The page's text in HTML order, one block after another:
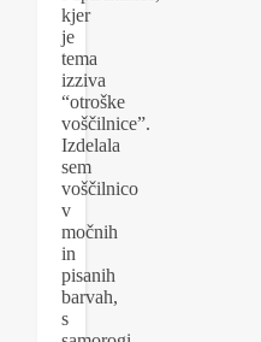
kjer
je
tema
izziva
“otroške
voščilnice”.
Izdelala
sem
voščilnico
v
močnih
in
pisanih
barvah,
s